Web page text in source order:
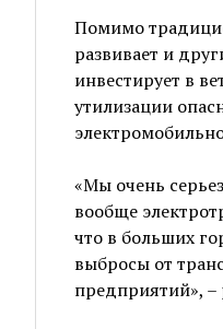
Помимо
развивает и
инвестирует в
утилизации
«Мы очень
вообще
что в больших
выбросы от
предприятий», –